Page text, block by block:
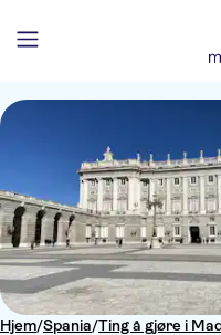
Hjem/Spania/Ting å gjøre i